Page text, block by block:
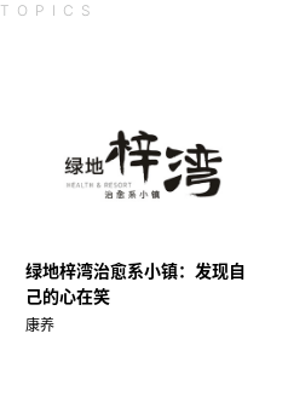
TOPICS
绿地梓湾治愈系小镇：发现自
己的心在笑
康养